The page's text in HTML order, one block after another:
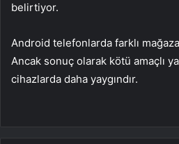
belirtiyor.
Android telefonlarda farklı
Ancak sonuç olarak kötü amaçlı
cihazlarda daha yaygındır.